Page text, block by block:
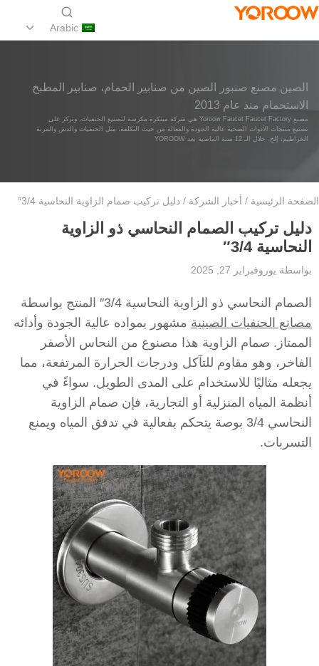
Arabic
الصين مصنع صنبور الصين من صنابير الحمام، صنابير المطبخ
الاستحمام منذ عام 2013
مصنع Yoroow Faucet Faucet Factory هي شركة مبتكرة مكرسة لتصنيع الحنفيات، وتركز على
تصنيع منتجات الأدوات الصحية عالية الجودة والفعالة من حيث التكلفة، مثل الحنفيات والدش والمرنة
الخراطيم، إلخ. خلال الـ 12 سنة الماضية بعد YOROOW
الصفحة الرئيسية / أخبار الشركة / دليل تركيب صمام الزاوية النحاسية 3/4″
دليل تركيب الصمام النحاسي ذو الزاوية
النحاسية 3/4″
بواسطة يوروفبراير 27, 2025
الصمام النحاسي ذو الزاوية النحاسية 3/4″ المنتج بواسطة
مصانع الحنفيات الصينية مشهور بمواده عالية الجودة وأدائه
الممتاز. صمام الزاوية هذا مصنوع من النحاس الأصفر
الفاخر، وهو مقاوم للتآكل ودرجات الحرارة المرتفعة، مما
يجعله مثاليًا للاستخدام على المدى الطويل. سواءً في
أنظمة المياه المنزلية أو التجارية، فإن صمام الزاوية
النحاسي 3/4 بوصة يتحكم بفعالية في تدفق المياه ويمنع
التسربات.